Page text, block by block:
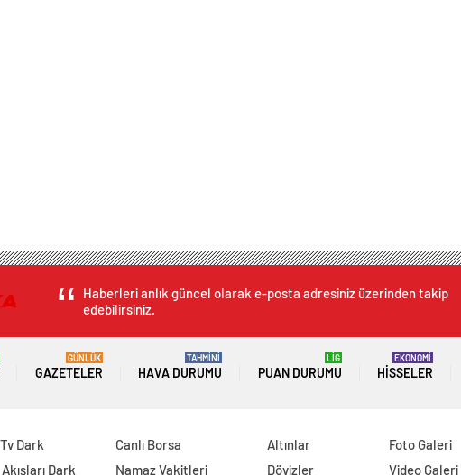
Haberleri anlık güncel olarak e-posta adresiniz üzerinden takip
edebilirsiniz.
GAZETELER
GÜNLÜK
HAVA DURUMU
TAHMİNİ
PUAN DURUMU
LİG
HISSELER
EKONOMİ
Dark
Akışları Dark
Canlı Borsa
Namaz Vakitleri
Altınlar
Dövizler
Foto Galeri
Video Galeri